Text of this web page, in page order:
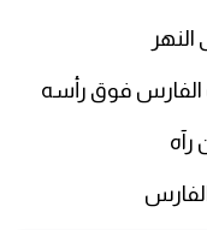
الفارس فوق رأسه
رآه